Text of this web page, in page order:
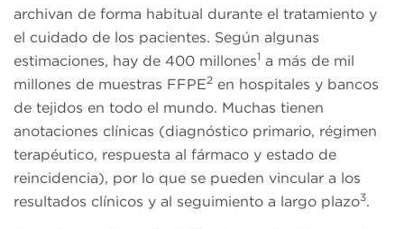
archivan de forma habitual durante el tratamiento y
el cuidado de los pacientes. Según algunas
estimaciones, hay de 400 millones1 a más de mil
millones de muestras FFPE2 en hospitales y bancos
de tejidos en todo el mundo. Muchas tienen
anotaciones clínicas (diagnóstico primario, régimen
terapéutico, respuesta al fármaco y estado de
reincidencia), por lo que se pueden vincular a los
resultados clínicos y al seguimiento a largo plazo3.